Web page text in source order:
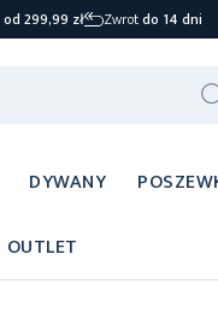
od 299,99 zł Zwrotdo 14 dni
DYWANY
OUTLET